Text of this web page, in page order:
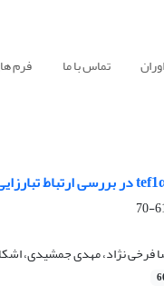
تماس با ما فرم
فرخی نژاد، مهدی جمشیدی،